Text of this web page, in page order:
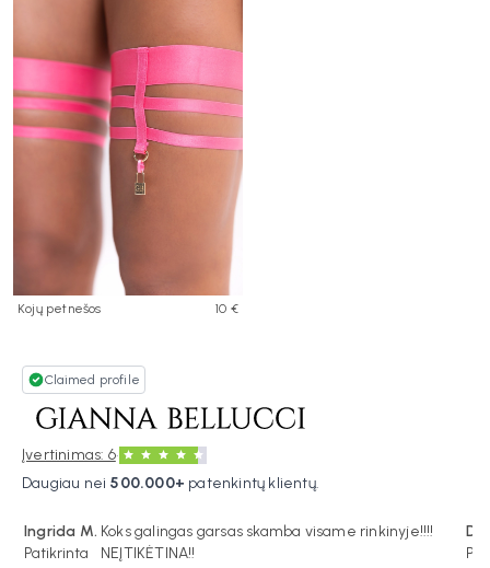
Kojų petnešos 10 €
Claimed profile
Įvertinimas: 6·
Daugiau nei 500.000+ patenkintų klientų.
Ingrida M.
Patikrinta
Koks galingas garsas skamba visame rinkinyje!!!!
NEĮTIKĖTINA!!